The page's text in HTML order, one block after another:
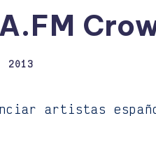
2013
artistas